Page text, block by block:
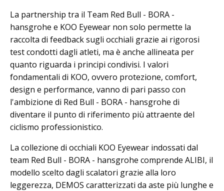
La partnership tra il Team Red Bull - BORA -
hansgrohe e KOO Eyewear non solo permette la
raccolta di feedback sugli occhiali grazie ai rigorosi
test condotti dagli atleti, ma è anche allineata per
quanto riguarda i principi condivisi. I valori
fondamentali di KOO, ovvero protezione, comfort,
design e performance, vanno di pari passo con
l'ambizione di Red Bull - BORA - hansgrohe di
diventare il punto di riferimento più attraente del
ciclismo professionistico.
La collezione di occhiali KOO Eyewear indossati dal
team Red Bull - BORA - hansgrohe comprende ALIBI, il
modello scelto dagli scalatori grazie alla loro
leggerezza, DEMOS caratterizzati da aste più lunghe e